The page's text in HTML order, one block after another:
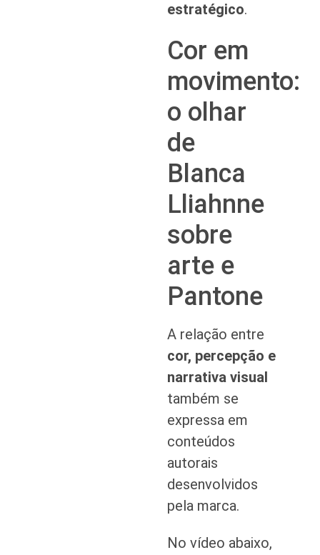
estratégico.
Cor em
movimento:
o olhar
de
Blanca
Lliahnne
sobre
arte e
Pantone
A relação entre
cor, percepção e
narrativa visual
também se
expressa em
conteúdos
autorais
desenvolvidos
pela marca.
No vídeo abaixo,